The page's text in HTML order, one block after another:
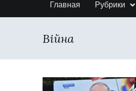
Главная Рубрики
Війна